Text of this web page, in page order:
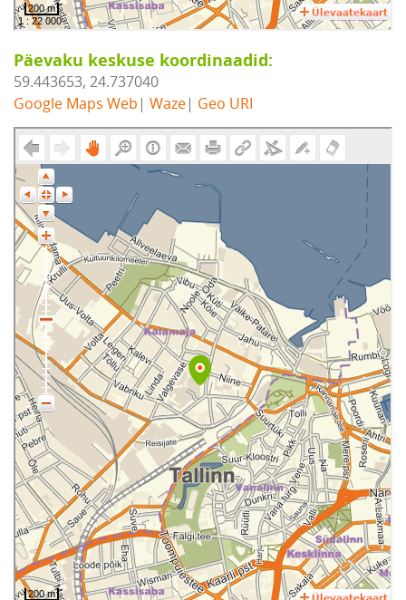
Päevaku keskuse koordinaadid:
59.443653, 24.737040
Google Maps Web | Waze| Geo URI